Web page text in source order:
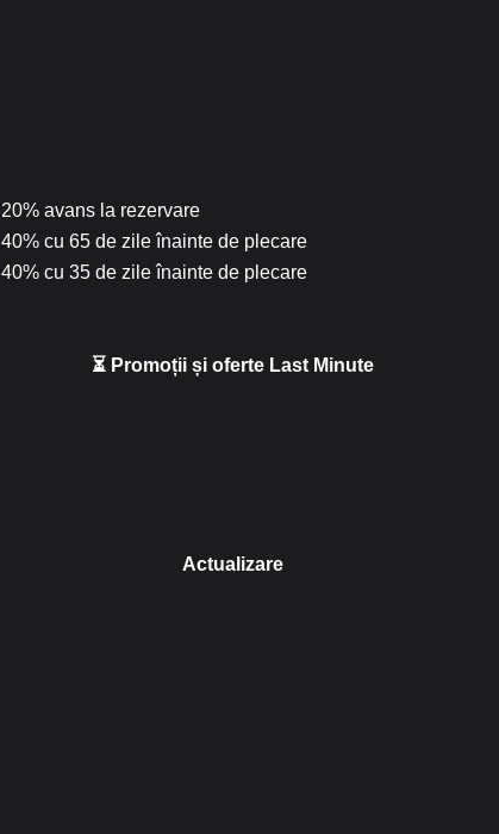
20% avans la rezervare
40% cu 65 de zile înainte de plecare
40% cu 35 de zile înainte de plecare
⏳ Promoții și oferte Last Minute
Actualizare